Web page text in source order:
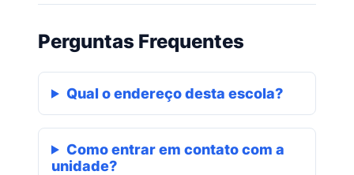
Perguntas Frequentes
Qual o endereço desta escola?
Como entrar em contato com a
unidade?